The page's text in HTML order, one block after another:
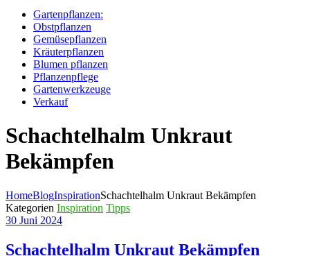
Gartenpflanzen:
Obstpflanzen
Gemüsepflanzen
Kräuterpflanzen
Blumen pflanzen
Pflanzenpflege
Gartenwerkzeuge
Verkauf
Schachtelhalm Unkraut
Bekämpfen
HomeBlogInspirationSchachtelhalm Unkraut Bekämpfen
Kategorien Inspiration Tipps
30 Juni 2024
Schachtelhalm Unkraut Bekämpfen